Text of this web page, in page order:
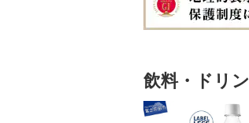
飲料・ドリ